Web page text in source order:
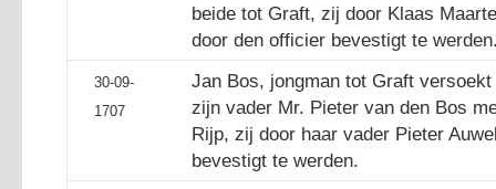
beide tot Graft, zij door Klaas
door den officier bevestigt te
30-09-
1707
Jan Bos, jongman tot Graft
zijn vader Mr. Pieter van den Bos
Rijp, zij door haar vader Pieter
bevestigt te werden.